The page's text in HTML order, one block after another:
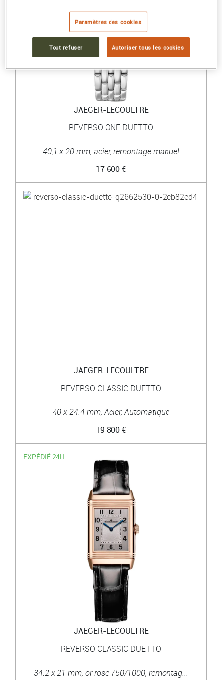
JAEGER-LECOULTRE
REVERSO ONE DUETTO
40,1 x 20 mm, acier, remontage manuel
17 600 €
JAEGER-LECOULTRE
REVERSO CLASSIC DUETTO
40 x 24.4 mm, Acier, Automatique
19 800 €
EXPÉDIÉ 24H
JAEGER-LECOULTRE
REVERSO CLASSIC DUETTO
34.2 x 21 mm, or rose 750/1000, remontag...
Paramètres des cookies
Tout refuser Autoriser tous les cookies